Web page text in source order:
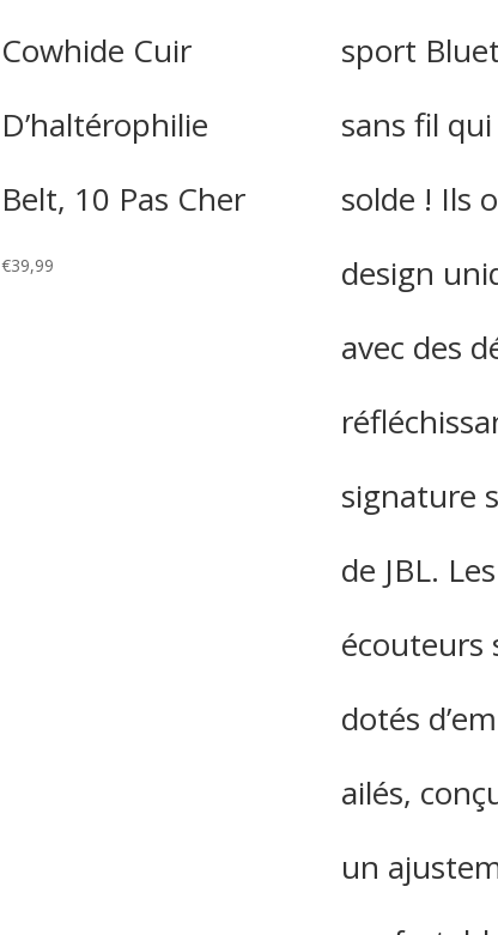
Cowhide Cuir
D’haltérophilie
Belt, 10 Pas Cher
€39,99
sport
sans fil
solde ! Ils
design
avec des
signature
de JBL. Les
écouteurs
dotés
ailés,
un